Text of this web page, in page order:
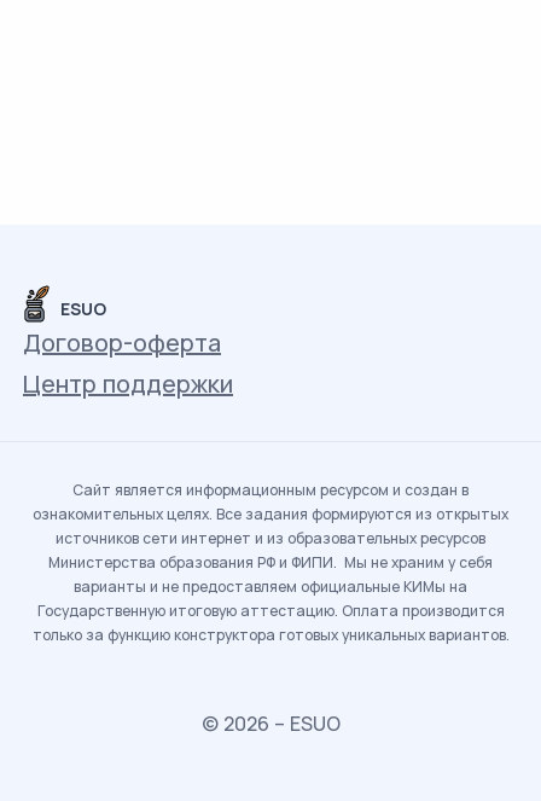
ESUO
Договор-оферта
Центр поддержки
Сайт является информационным ресурсом и создан в
ознакомительных целях. Все задания формируются из открытых
источников сети интернет и из образовательных ресурсов
Министерства образования РФ и ФИПИ. Мы не храним у себя
варианты и не предоставляем официальные КИМы на
Государственную итоговую аттестацию. Оплата производится
только за функцию конструктора готовых уникальных вариантов.
© 2026 – ESUO